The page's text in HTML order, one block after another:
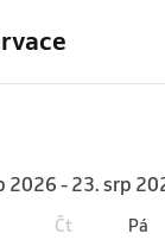
2026 - 23. srp
Čt Pá